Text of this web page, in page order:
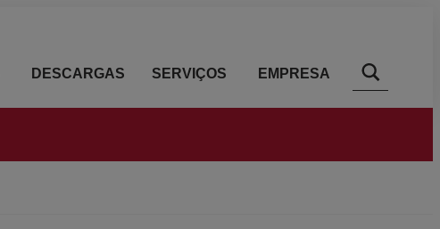
DESCARGAS SERVIÇOS EMPRESA